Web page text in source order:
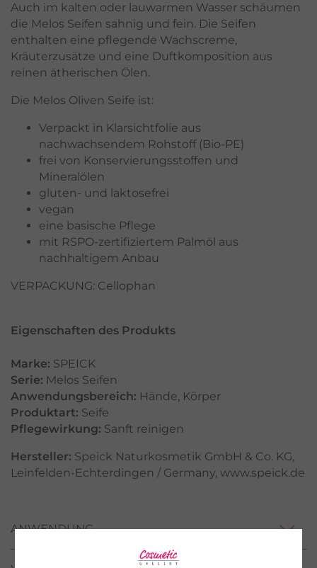
Auch im kalten oder lauwarmen Wasser schäumen
die Melos Seifen sahnig und fein. Die Seifen
enthalten eine pflegende Wachscreme,
Kräuterzusätze und eine Duftkomposition aus
reinen ätherischen Ölen.
Die Melos Oliven Seife ist:
Verpackt in Klarsichtfolie aus
nachwachsendem Rohstoff (Bio-PE)
frei von Konservierungsstoffen und
Mineralölen
gluten- und laktosefrei
vegan
eine basische Pflege
mit RSPO-zertifiziertem Palmöl aus
nachhaltigem Anbau
VERPACKUNG: Cellophan
Eigenschaften des Produkts
Marke: SPEICK
Serie: Melos Seifen
Anwendungsbereich: Hände, Körper
Produktart: Seife
Pflegewirkung: Sanft reinigen
Hersteller: Speick Naturkosmetik GmbH & Co. KG,
Leinfelden-Echterdingen / Germany, www.speick.de
ANWENDUNG